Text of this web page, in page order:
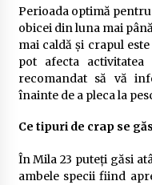
Perioada optimă
obicei din luna mai
mai caldă și crapul
pot afecta
recomandat să vă
înainte de a pleca la
Ce tipuri de crap se
În Mila 23 puteți găsi
ambele specii fiind